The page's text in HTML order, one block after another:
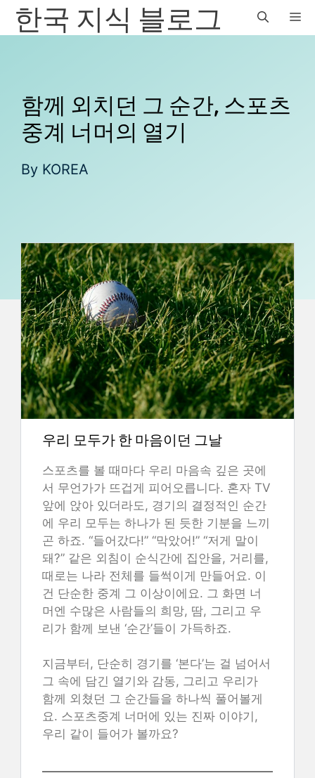
한국 지식 블로그
함께 외치던 그 순간, 스포츠
중계 너머의 열기
By KOREA
우리 모두가 한 마음이던 그날
스포츠를 볼 때마다 우리 마음속 깊은 곳에
서 무언가가 뜨겁게 피어오릅니다. 혼자 TV
앞에 앉아 있더라도, 경기의 결정적인 순간
에 우리 모두는 하나가 된 듯한 기분을 느끼
곤 하죠. “들어갔다!” “막았어!” “저게 말이
돼?” 같은 외침이 순식간에 집안을, 거리를,
때로는 나라 전체를 들썩이게 만들어요. 이
건 단순한 중계 그 이상이에요. 그 화면 너
머엔 수많은 사람들의 희망, 땀, 그리고 우
리가 함께 보낸 ‘순간’들이 가득하죠.
지금부터, 단순히 경기를 ‘본다’는 걸 넘어서
그 속에 담긴 열기와 감동, 그리고 우리가
함께 외쳤던 그 순간들을 하나씩 풀어볼게
요. 스포츠중계 너머에 있는 진짜 이야기,
우리 같이 들어가 볼까요?